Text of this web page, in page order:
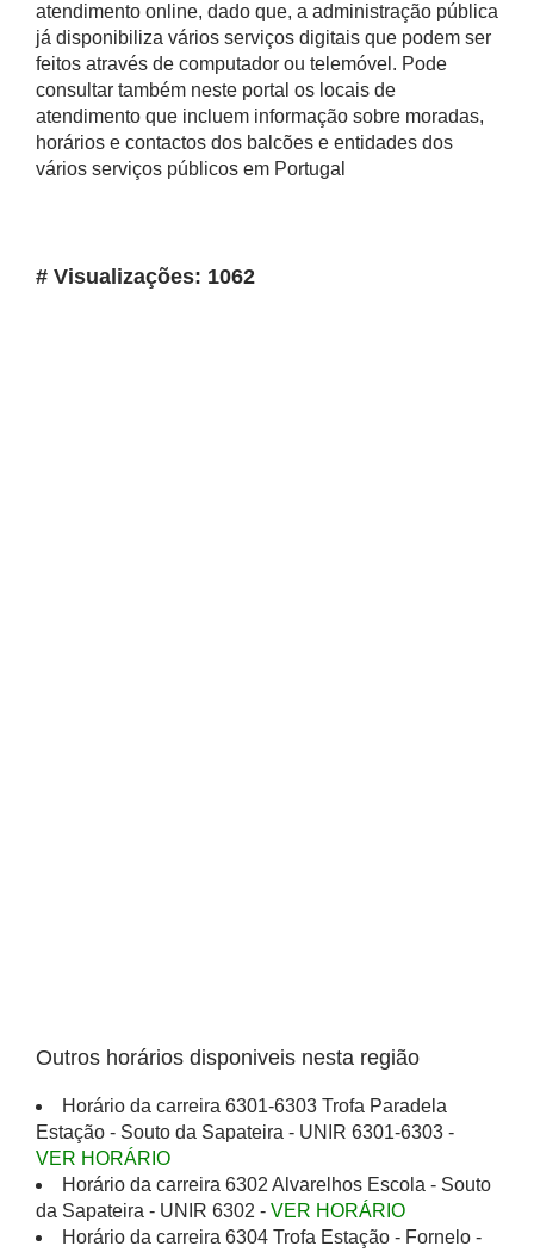
atendimento online, dado que, a administração pública
já disponibiliza vários serviços digitais que podem ser
feitos através de computador ou telemóvel. Pode
consultar também neste portal os locais de
atendimento que incluem informação sobre moradas,
horários e contactos dos balcões e entidades dos
vários serviços públicos em Portugal
# Visualizações: 1062
Outros horários disponiveis nesta região
Horário da carreira 6301-6303 Trofa Paradela
Estação - Souto da Sapateira - UNIR 6301-6303 -
VER HORÁRIO
Horário da carreira 6302 Alvarelhos Escola - Souto
da Sapateira - UNIR 6302 - VER HORÁRIO
Horário da carreira 6304 Trofa Estação - Fornelo -